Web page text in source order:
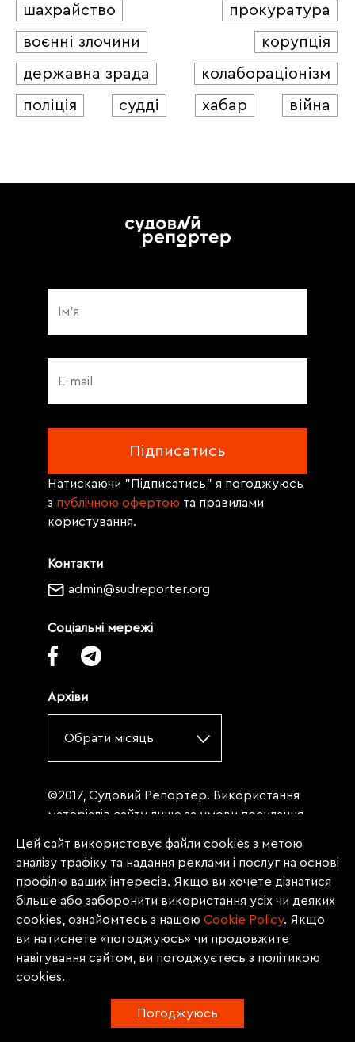
шахрайство
прокуратура
воєнні злочини
корупція
державна зрада
колабораціонізм
поліція
судді хабар війна
Контакти
admin@sudreporter.org
Соціальні мережі
Архіви
Обрати місяць
Натискаючи "Підписатись" я погоджуюсь
з публічною офертою та правилами
користування.
©2017, Судовий Репортер. Використання
матеріалів сайту лише за умови посилання
«Судовий репортер» не нижче третього
абзацу. Матеріали, щодо яких міститься
заборона на повну републікацію
(передрук, копіювання, відтворення або
інше використання), заборонено
передруковувати без згоди редакції.
Матеріали з позначкою PROMOTED, ЗА
Цей сайт використовує файли cookies з метою
аналізу трафіку та надання реклами і послуг на основі
профілю ваших інтересів. Якщо ви хочете дізнатися
більше або заборонити використання усіх чи деяких
cookies, ознайомтесь з нашою Сookie Policy. Якщо
ви натиснете «погоджуюсь» чи продовжите
навігування сайтом, ви погоджуєтесь з політикою
cookies.
Погоджуюсь